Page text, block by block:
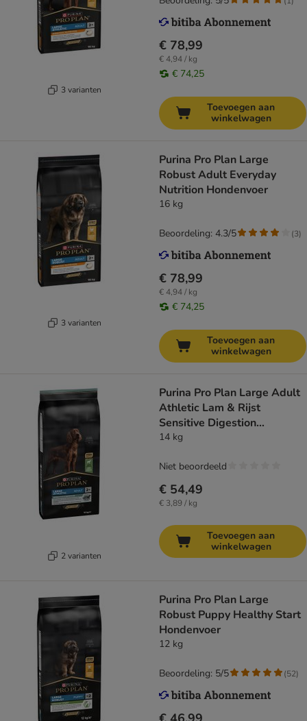
3 varianten
€ 78,99
€ 4,94 / kg
€ 74,25
Toevoegen aan
winkelwagen
3 varianten
Purina Pro Plan Large
Robust Adult Everyday
Nutrition Hondenvoer
16 kg
€ 78,99
€ 4,94 / kg
€ 74,25
Beoordeling: 4.3/5 (3)
Toevoegen aan
winkelwagen
2 varianten
Purina Pro Plan Large Adult
Athletic Lam & Rijst
Sensitive Digestion
Hondenvoer
14 kg
€ 54,49
€ 3,89 / kg
Niet beoordeeld
Toevoegen aan
winkelwagen
Purina Pro Plan Large
Robust Puppy Healthy Start
Hondenvoer
12 kg
Beoordeling: 5/5 (52)